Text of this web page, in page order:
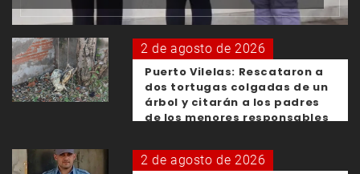
2 de agosto de 2026
Puerto Vilelas: Rescataron a
dos tortugas colgadas de un
árbol y citarán a los padres
de los menores responsables
2 de agosto de 2026